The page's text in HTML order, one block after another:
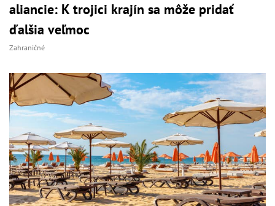
aliancie: K trojici krajín sa môže pridať
ďalšia veľmoc
Zahraničné